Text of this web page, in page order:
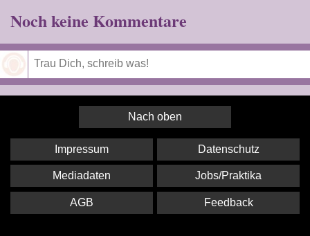
Noch keine Kommentare
Nach oben
Impressum Datenschutz
Mediadaten Jobs/Praktika
AGB Feedback